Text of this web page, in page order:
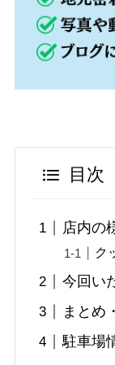
目次
店内の
ク
今回い
まとめ
駐車場